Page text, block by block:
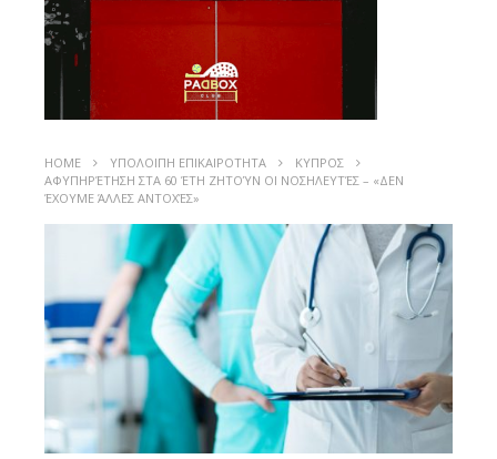
HOME ΥΠΟΛΟΙΠΗ ΕΠΙΚΑΙΡΟΤΗΤΑ
ΚΥΠΡΟΣ
ΑΦΥΠΗΡΈΤΗΣΗ ΣΤΑ 60 ΈΤΗ ΖΗΤΟΎΝ ΟΙ ΝΟΣΗΛΕΥΤΈΣ – «ΔΕΝ
ΈΧΟΥΜΕ ΆΛΛΕΣ ΑΝΤΟΧΈΣ»